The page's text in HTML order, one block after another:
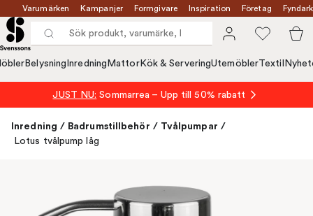
Varumärken Kampanjer Formgivare Inspiration Företag
Belysning Inredning MattorKök & ServeringUtemöblerTextil
JUST NU: Sommarrea – Upp till 50% rabatt
Inredning / Badrumstillbehör / Tvålpumpar /
Lotus tvålpump låg